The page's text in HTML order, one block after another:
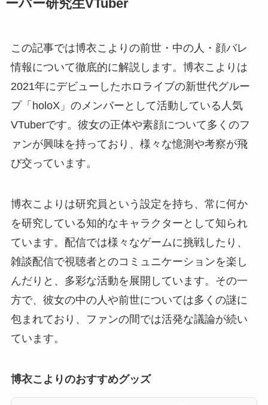
ーパー研究生VTuber
この記事では博衣こよりの前世・中の人・顔バレ
情報について徹底的に解説します。博衣こよりは
2021年にデビューしたホロライブの新世代グルー
プ「holoX」のメンバーとして活動している人気
VTuberです。彼女の正体や素顔について多くのフ
ァンが興味を持っており、様々な憶測や考察が飛
び交っています。
博衣こよりは研究員という設定を持ち、常に何か
を研究している知的なキャラクターとして知られ
ています。配信では様々なゲームに挑戦したり、
雑談配信で視聴者とのコミュニケーションを楽し
んだりと、多彩な活動を展開しています。その一
方で、彼女の中の人や前世については多くの謎に
包まれており、ファンの間では活発な議論が続い
ています。
博衣こよりのおすすめグッズ